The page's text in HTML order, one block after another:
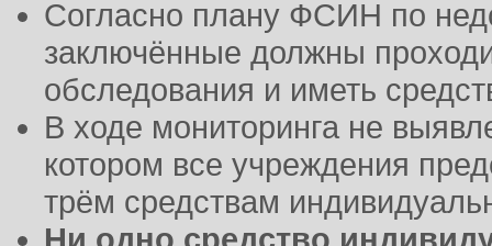
Согласно плану ФСИН по
заключённые должны
обследования и иметь
В ходе мониторинга не
котором все учреждения
трём средствам